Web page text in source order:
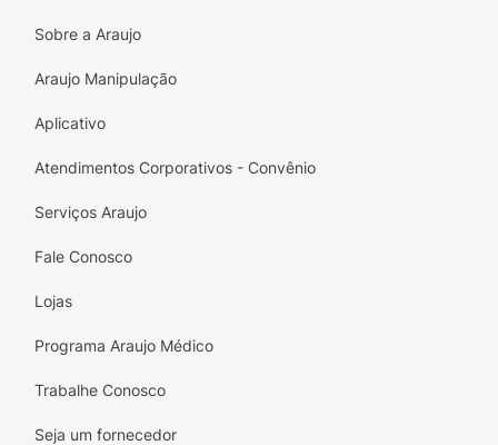
Acid and Sodium Citrate.
Sobre a Araujo
Araujo Manipulação
Aplicativo
Atendimentos Corporativos - Convênio
Serviços Araujo
Fale Conosco
Lojas
Programa Araujo Médico
Trabalhe Conosco
Seja um fornecedor